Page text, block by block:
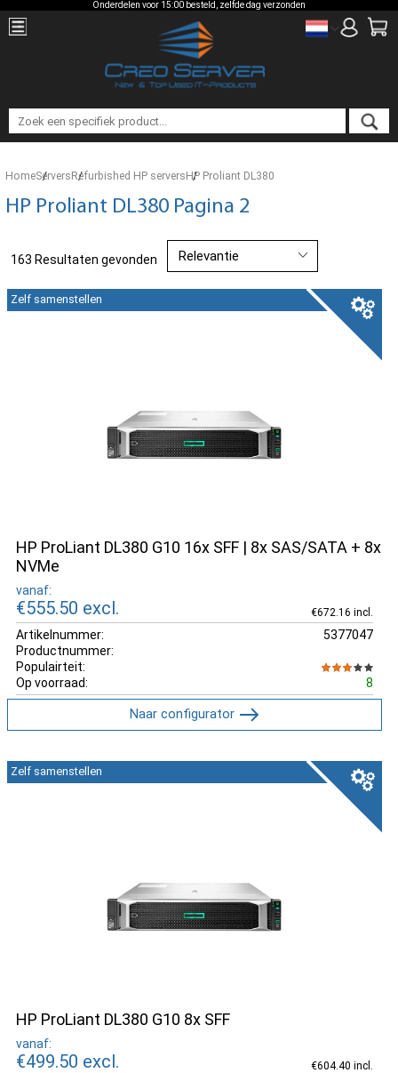
Onderdelen voor 15:00 besteld, zelfde dag verzonden
HomeServersRefurbished HP serversHP Proliant DL380
HP Proliant DL380 Pagina 2
163 Resultaten gevonden
HP ProLiant DL380 G10 16x SFF | 8x SAS/SATA + 8x
NVMe
vanaf:
€555.50 excl. €672.16 incl.
Artikelnummer:
5377047
Productnummer:
Populairteit:
Op voorraad:
8
Zelf samenstellen
Naar configurator
HP ProLiant DL380 G10 8x SFF
vanaf:
€499.50 excl. €604.40 incl.
Zelf samenstellen